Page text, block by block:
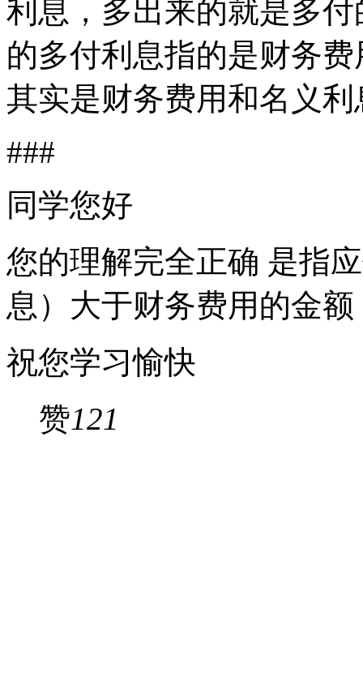
利息，多出来的就是多
的多付利息指的是财务
其实是财务费用和名义
###
同学您好
您的理解完全正确 是指
息）大于财务费用的金额
祝您学习愉快
赞121